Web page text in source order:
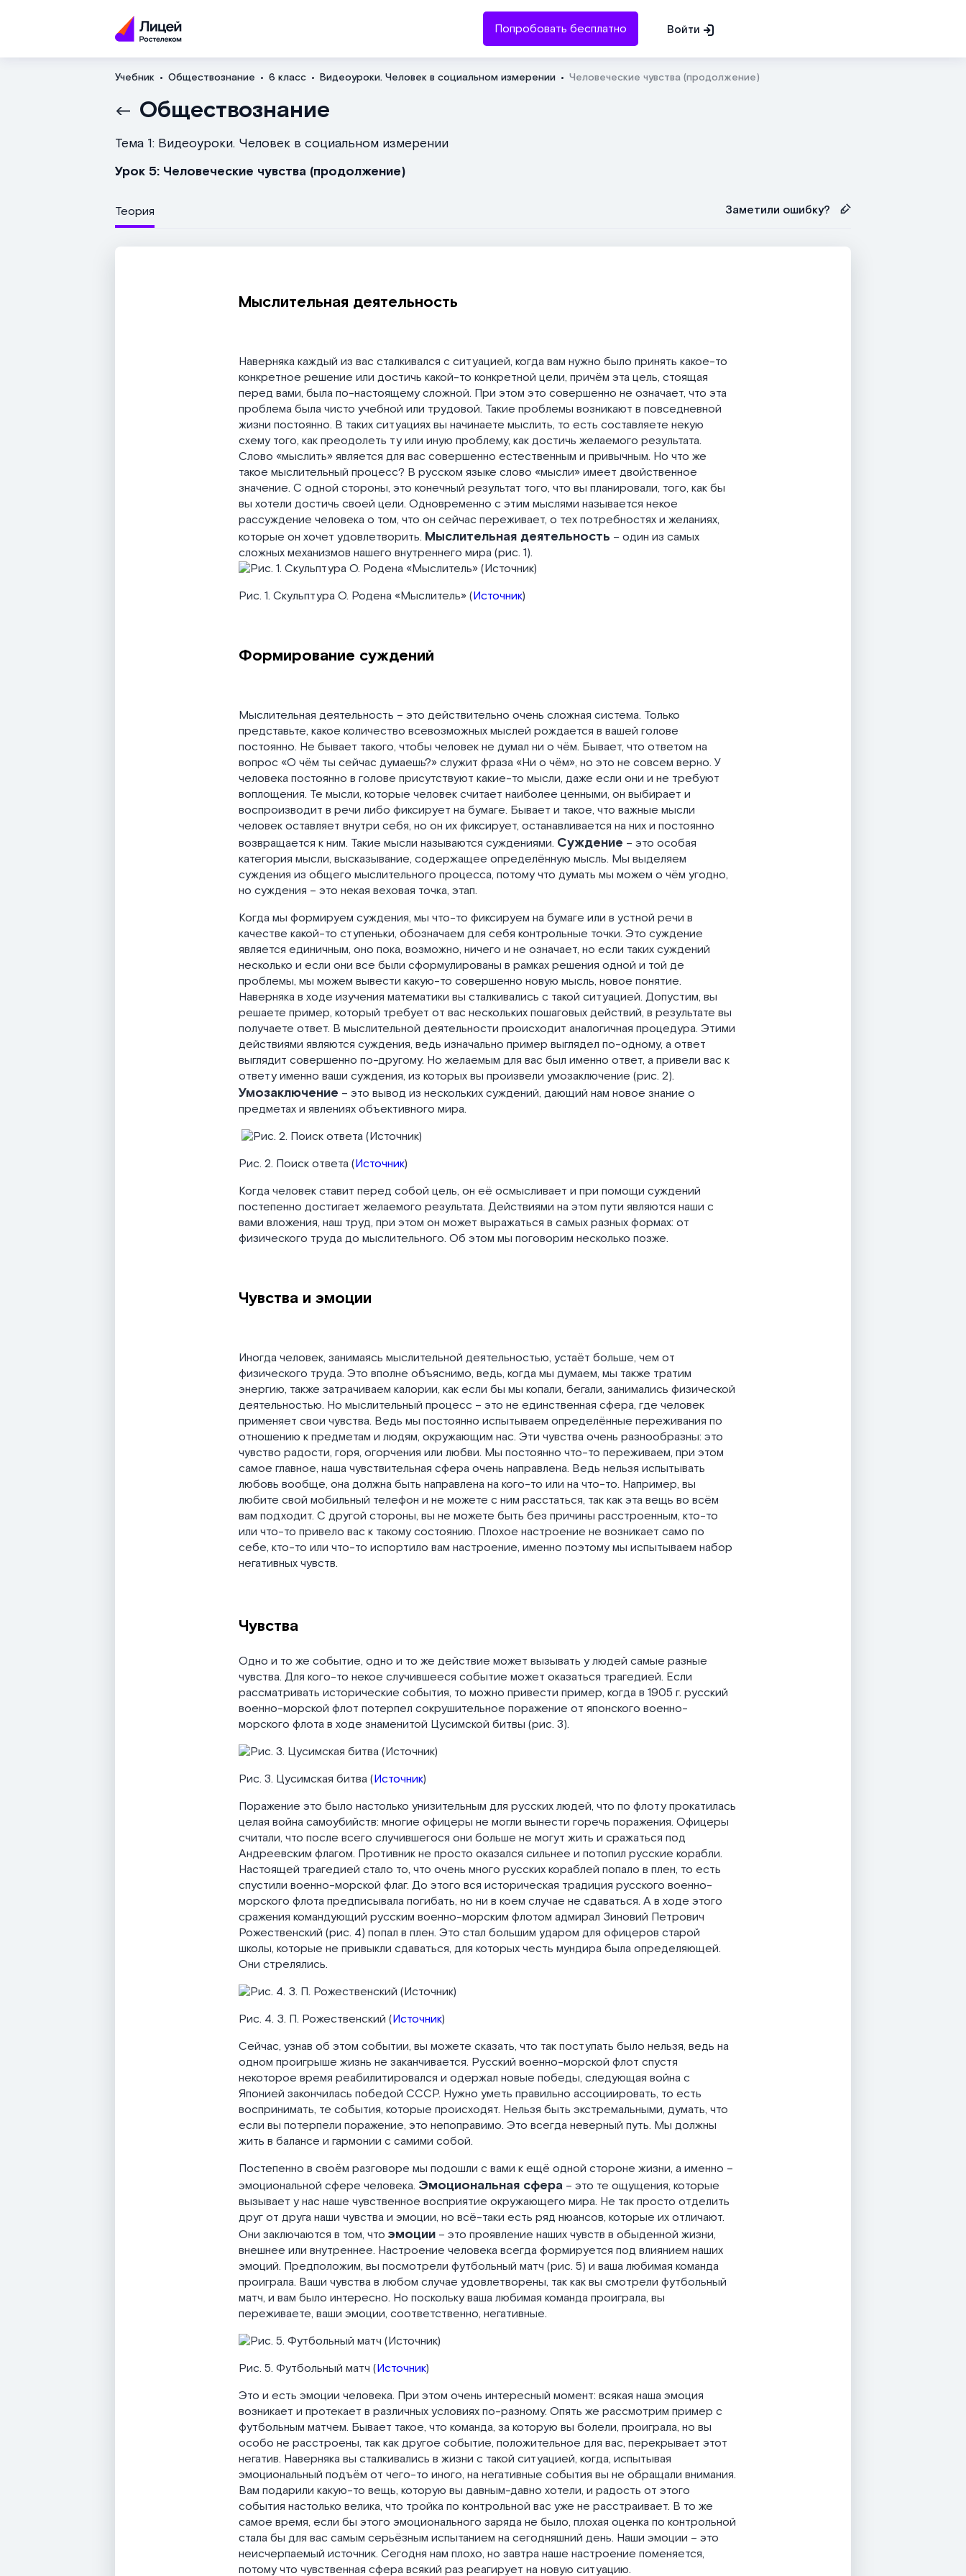
Попробовать бесплатно Войти
Учебник Обществознание 6 класс Видеоуроки. Человек в социальном измерении Человеческие чувства (продолжение)
Обществознание
Тема 1: Видеоуроки. Человек в социальном измерении
Урок 5: Человеческие чувства (продолжение)
Теория Заметили ошибку?
Мыслительная деятельность
Наверняка каждый из вас сталкивался с ситуацией, когда вам нужно было принять какое-то
конкретное решение или достичь какой-то конкретной цели, причём эта цель, стоящая
перед вами, была по-настоящему сложной. При этом это совершенно не означает, что эта
проблема была чисто учебной или трудовой. Такие проблемы возникают в повседневной
жизни постоянно. В таких ситуациях вы начинаете мыслить, то есть составляете некую
схему того, как преодолеть ту или иную проблему, как достичь желаемого результата.
Слово «мыслить» является для вас совершенно естественным и привычным. Но что же
такое мыслительный процесс? В русском языке слово «мысли» имеет двойственное
значение. С одной стороны, это конечный результат того, что вы планировали, того, как бы
вы хотели достичь своей цели. Одновременно с этим мыслями называется некое
рассуждение человека о том, что он сейчас переживает, о тех потребностях и желаниях,
которые он хочет удовлетворить. Мыслительная деятельность – один из самых
сложных механизмов нашего внутреннего мира (рис. 1).
Рис. 1. Скульптура О. Родена «Мыслитель» (Источник)
Формирование суждений
Мыслительная деятельность – это действительно очень сложная система. Только
представьте, какое количество всевозможных мыслей рождается в вашей голове
постоянно. Не бывает такого, чтобы человек не думал ни о чём. Бывает, что ответом на
вопрос «О чём ты сейчас думаешь?» служит фраза «Ни о чём», но это не совсем верно. У
человека постоянно в голове присутствуют какие-то мысли, даже если они и не требуют
воплощения. Те мысли, которые человек считает наиболее ценными, он выбирает и
воспроизводит в речи либо фиксирует на бумаге. Бывает и такое, что важные мысли
человек оставляет внутри себя, но он их фиксирует, останавливается на них и постоянно
возвращается к ним. Такие мысли называются суждениями. Суждение – это особая
категория мысли, высказывание, содержащее определённую мысль. Мы выделяем
суждения из общего мыслительного процесса, потому что думать мы можем о чём угодно,
но суждения – это некая веховая точка, этап.
Когда мы формируем суждения, мы что-то фиксируем на бумаге или в устной речи в
качестве какой-то ступеньки, обозначаем для себя контрольные точки. Это суждение
является единичным, оно пока, возможно, ничего и не означает, но если таких суждений
несколько и если они все были сформулированы в рамках решения одной и той де
проблемы, мы можем вывести какую-то совершенно новую мысль, новое понятие.
Наверняка в ходе изучения математики вы сталкивались с такой ситуацией. Допустим, вы
решаете пример, который требует от вас нескольких пошаговых действий, в результате вы
получаете ответ. В мыслительной деятельности происходит аналогичная процедура. Этими
действиями являются суждения, ведь изначально пример выглядел по-одному, а ответ
выглядит совершенно по-другому. Но желаемым для вас был именно ответ, а привели вас к
ответу именно ваши суждения, из которых вы произвели умозаключение (рис. 2).
Умозаключение – это вывод из нескольких суждений, дающий нам новое знание о
предметах и явлениях объективного мира.
Рис. 2. Поиск ответа (Источник)
Когда человек ставит перед собой цель, он её осмысливает и при помощи суждений
постепенно достигает желаемого результата. Действиями на этом пути являются наши с
вами вложения, наш труд, при этом он может выражаться в самых разных формах: от
физического труда до мыслительного. Об этом мы поговорим несколько позже.
Чувства и эмоции
Иногда человек, занимаясь мыслительной деятельностью, устаёт больше, чем от
физического труда. Это вполне объяснимо, ведь, когда мы думаем, мы также тратим
энергию, также затрачиваем калории, как если бы мы копали, бегали, занимались физической
деятельностью. Но мыслительный процесс – это не единственная сфера, где человек
применяет свои чувства. Ведь мы постоянно испытываем определённые переживания по
отношению к предметам и людям, окружающим нас. Эти чувства очень разнообразны: это
чувство радости, горя, огорчения или любви. Мы постоянно что-то переживаем, при этом
самое главное, наша чувствительная сфера очень направлена. Ведь нельзя испытывать
любовь вообще, она должна быть направлена на кого-то или на что-то. Например, вы
любите свой мобильный телефон и не можете с ним расстаться, так как эта вещь во всём
вам подходит. С другой стороны, вы не можете быть без причины расстроенным, кто-то
или что-то привело вас к такому состоянию. Плохое настроение не возникает само по
себе, кто-то или что-то испортило вам настроение, именно поэтому мы испытываем набор
негативных чувств.
Чувства
Одно и то же событие, одно и то же действие может вызывать у людей самые разные
чувства. Для кого-то некое случившееся событие может оказаться трагедией. Если
рассматривать исторические события, то можно привести пример, когда в 1905 г. русский
военно-морской флот потерпел сокрушительное поражение от японского военно-
морского флота в ходе знаменитой Цусимской битвы (рис. 3).
Рис. 3. Цусимская битва (Источник)
Поражение это было настолько унизительным для русских людей, что по флоту прокатилась
целая война самоубийств: многие офицеры не могли вынести горечь поражения. Офицеры
считали, что после всего случившегося они больше не могут жить и сражаться под
Андреевским флагом. Противник не просто оказался сильнее и потопил русские корабли.
Настоящей трагедией стало то, что очень много русских кораблей попало в плен, то есть
спустили военно-морской флаг. До этого вся историческая традиция русского военно-
морского флота предписывала погибать, но ни в коем случае не сдаваться. А в ходе этого
сражения командующий русским военно-морским флотом адмирал Зиновий Петрович
Рожественский (рис. 4) попал в плен. Это стал большим ударом для офицеров старой
школы, которые не привыкли сдаваться, для которых честь мундира была определяющей.
Они стрелялись.
Рис. 4. З. П. Рожественский (Источник)
Сейчас, узнав об этом событии, вы можете сказать, что так поступать было нельзя, ведь на
одном проигрыше жизнь не заканчивается. Русский военно-морской флот спустя
некоторое время реабилитировался и одержал новые победы, следующая война с
Японией закончилась победой СССР. Нужно уметь правильно ассоциировать, то есть
воспринимать, те события, которые происходят. Нельзя быть экстремальными, думать, что
если вы потерпели поражение, это непоправимо. Это всегда неверный путь. Мы должны
жить в балансе и гармонии с самими собой.
Постепенно в своём разговоре мы подошли с вами к ещё одной стороне жизни, а именно –
эмоциональной сфере человека. Эмоциональная сфера – это те ощущения, которые
вызывает у нас наше чувственное восприятие окружающего мира. Не так просто отделить
друг от друга наши чувства и эмоции, но всё-таки есть ряд нюансов, которые их отличают.
Они заключаются в том, что эмоции – это проявление наших чувств в обыденной жизни,
внешнее или внутреннее. Настроение человека всегда формируется под влиянием наших
эмоций. Предположим, вы посмотрели футбольный матч (рис. 5) и ваша любимая команда
проиграла. Ваши чувства в любом случае удовлетворены, так как вы смотрели футбольный
матч, и вам было интересно. Но поскольку ваша любимая команда проиграла, вы
переживаете, ваши эмоции, соответственно, негативные.
Рис. 5. Футбольный матч (Источник)
Это и есть эмоции человека. При этом очень интересный момент: всякая наша эмоция
возникает и протекает в различных условиях по-разному. Опять же рассмотрим пример с
футбольным матчем. Бывает такое, что команда, за которую вы болели, проиграла, но вы
особо не расстроены, так как другое событие, положительное для вас, перекрывает этот
негатив. Наверняка вы сталкивались в жизни с такой ситуацией, когда, испытывая
эмоциональный подъём от чего-то иного, на негативные события вы не обращали внимания.
Вам подарили какую-то вещь, которую вы давным-давно хотели, и радость от этого
события настолько велика, что тройка по контрольной вас уже не расстраивает. В то же
самое время, если бы этого эмоционального заряда не было, плохая оценка по контрольной
стала бы для вас самым серьёзным испытанием на сегодняшний день. Наши эмоции – это
неисчерпаемый источник. Сегодня нам плохо, но завтра наше настроение поменяется,
потому что чувственная сфера всякий раз реагирует на новую ситуацию.